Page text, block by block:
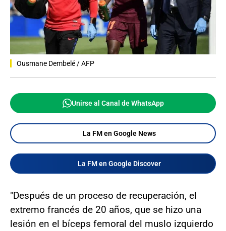
Ousmane Dembelé / AFP
Unirse al Canal de WhatsApp
La FM en Google News
La FM en Google Discover
"Después de un proceso de recuperación, el
extremo francés de 20 años, que se hizo una
lesión en el bíceps femoral del muslo izquierdo